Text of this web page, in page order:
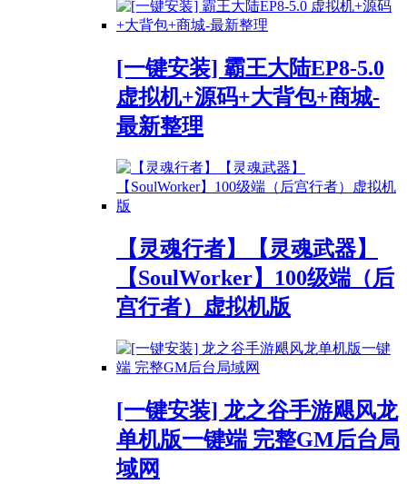
[一键安装] 霸王大陆EP8-5.0
虚拟机+源码+大背包+商城-
最新整理
【灵魂行者】【灵魂武器】
【SoulWorker】100级端（后
宫行者）虚拟机版
[一键安装] 龙之谷手游飓风龙
单机版一键端 完整GM后台局
域网